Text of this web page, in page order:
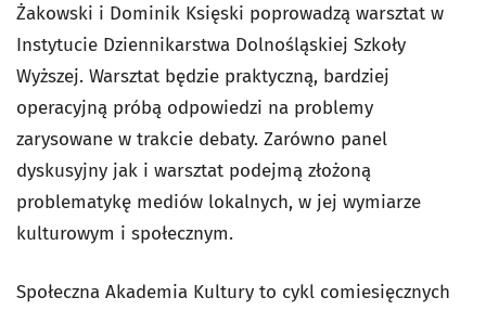
Żakowski i Dominik Księski poprowadzą warsztat w
Instytucie Dziennikarstwa Dolnośląskiej Szkoły
Wyższej. Warsztat będzie praktyczną, bardziej
operacyjną próbą odpowiedzi na problemy
zarysowane w trakcie debaty. Zarówno panel
dyskusyjny jak i warsztat podejmą złożoną
problematykę mediów lokalnych, w jej wymiarze
kulturowym i społecznym.
Społeczna Akademia Kultury to cykl comiesięcznych